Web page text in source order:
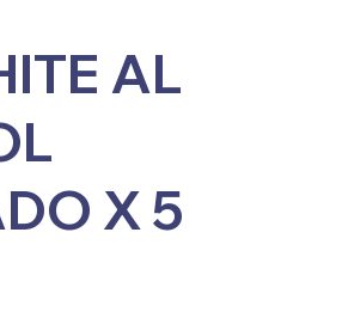
AL
X 5